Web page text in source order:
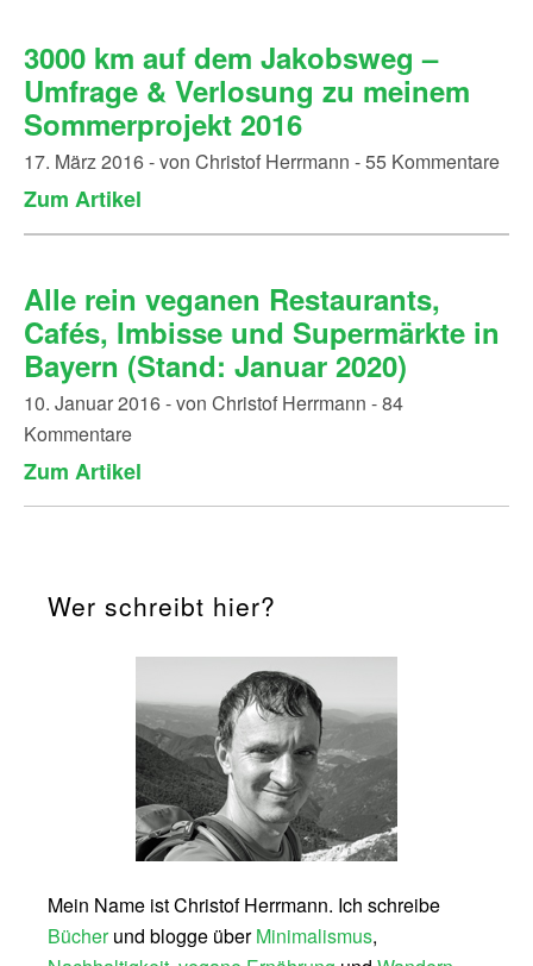
3000 km auf dem Jakobsweg –
Umfrage & Verlosung zu meinem
Sommerprojekt 2016
17. März 2016 - von Christof Herrmann - 55 Kommentare
Zum Artikel
Alle rein veganen Restaurants,
Cafés, Imbisse und Supermärkte in
Bayern (Stand: Januar 2020)
10. Januar 2016 - von Christof Herrmann - 84
Kommentare
Zum Artikel
Wer schreibt hier?
Mein Name ist Christof Herrmann. Ich schreibe
Bücherund blogge überMinimalismus,